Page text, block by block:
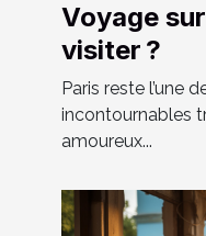
Voyage
visiter ?
Paris reste l’une
incontournables
amoureux...